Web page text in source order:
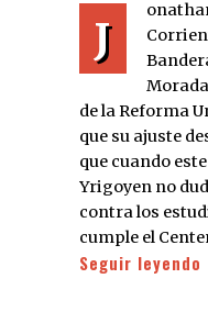
J
de la Reforma
que su ajuste
que cuando
Yrigoyen no
contra los
cumple el
Seguir leyendo